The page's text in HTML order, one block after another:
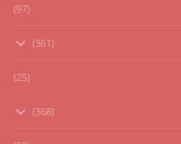
(97)
(361)
(25)
(368)